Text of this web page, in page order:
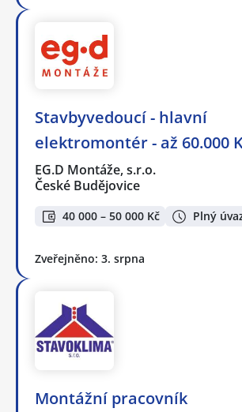
Stavbyvedoucí - hlavní
elektromontér - až 60.000
EG.D Montáže, s.r.o.
České Budějovice
40 000 – 50 000 Kč Plný
Zveřejněno: 3. srpna
Montážní pracovník